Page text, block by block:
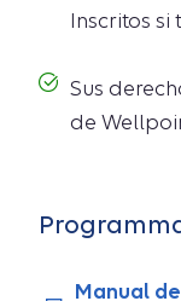
Inscritos si
Sus
de
Manual